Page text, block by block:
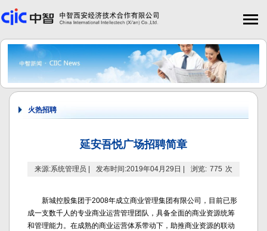
火热招聘
延安吾悦广场招聘简章
来源:系统管理员 | 发布时间:2019年04月29日 | 浏览: 775 次
新城控股集团于2008年成立商业管理集团有限公司，目前已形
成一支数千人的专业商业运营管理团队，具备全面的商业资源统筹
和管理能力。在成熟的商业运营体系带动下，助推商业资源的联动